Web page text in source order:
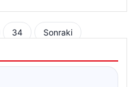
34 Sonraki